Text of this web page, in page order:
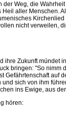
der Weg, die
Heil aller Menschen.
nicht verweilen,
ihre Zukunft mündet
bringen: "So nimm
Gefährtenschaft auf
sich von ihm
ins Ewige, aus
hören: